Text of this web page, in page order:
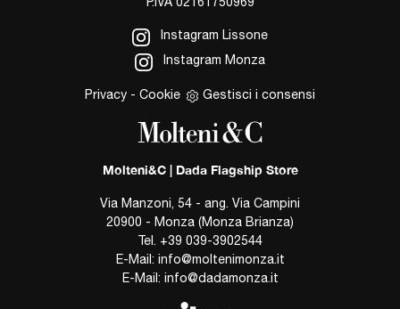
Instagram Lissone
Instagram Monza
Privacy - Cookie Gestisci i consensi
Molteni&C | Dada Flagship Store
Via Manzoni, 54 - ang. Via Campini
20900 - Monza (Monza Brianza)
Tel. +39 039-3902544
E-Mail: info@moltenimonza.it
E-Mail: info@dadamonza.it